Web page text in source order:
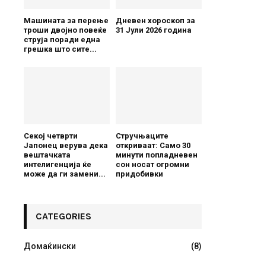
Машината за перење
троши двојно повеќе
струја поради една
грешка што сите...
Дневен хороскоп за
31 Јули 2026 година
Секој четврти
Јапонец верува дека
вештачката
интелигенција ќе
може да ги замени...
Стручњаците
откриваат: Само 30
минути попладневен
сон носат огромни
придобивки
CATEGORIES
Домаќински
(8)